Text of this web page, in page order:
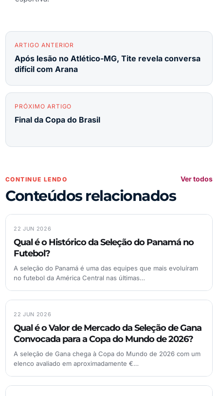
ARTIGO ANTERIOR
Após lesão no Atlético-MG, Tite revela conversa
difícil com Arana
PRÓXIMO ARTIGO
Final da Copa do Brasil
CONTINUE LENDO
Conteúdos relacionados
Ver todos
22 JUN 2026
Qual é o Histórico da Seleção do Panamá no
Futebol?
A seleção do Panamá é uma das equipes que mais evoluíram
no futebol da América Central nas últimas…
22 JUN 2026
Qual é o Valor de Mercado da Seleção de Gana
Convocada para a Copa do Mundo de 2026?
A seleção de Gana chega à Copa do Mundo de 2026 com um
elenco avaliado em aproximadamente €…